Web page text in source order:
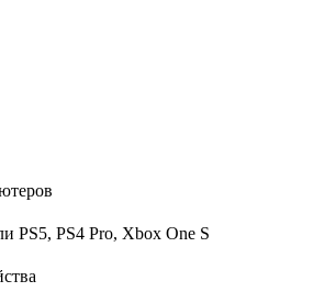
PS5, PS4 Pro, Xbox One S